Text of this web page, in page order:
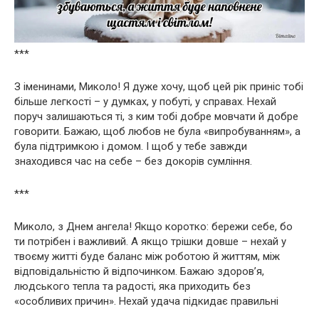
***
З іменинами, Миколо! Я дуже хочу, щоб цей рік приніс тобі
більше легкості – у думках, у побуті, у справах. Нехай
поруч залишаються ті, з ким тобі добре мовчати й добре
говорити. Бажаю, щоб любов не була «випробуванням», а
була підтримкою і домом. І щоб у тебе завжди
знаходився час на себе – без докорів сумління.
***
Миколо, з Днем ангела! Якщо коротко: бережи себе, бо
ти потрібен і важливий. А якщо трішки довше – нехай у
твоєму житті буде баланс між роботою й життям, між
відповідальністю й відпочинком. Бажаю здоров’я,
людського тепла та радості, яка приходить без
«особливих причин». Нехай удача підкидає правильні